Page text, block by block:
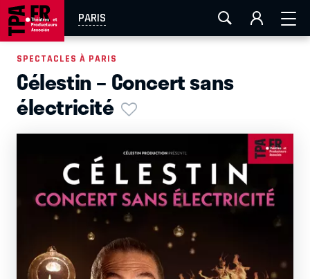
PARIS
AIX-MARSEILLE LA ROCHELLE
EN TOURNÉE
SPECTACLES À PARIS
Célestin – Concert sans
électricité